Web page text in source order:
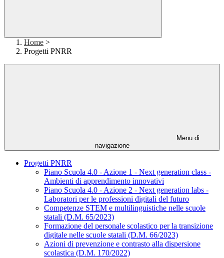
Home >
Progetti PNRR
Menu di
navigazione
Progetti PNRR
Piano Scuola 4.0 - Azione 1 - Next generation class -
Ambienti di apprendimento innovativi
Piano Scuola 4.0 - Azione 2 - Next generation labs -
Laboratori per le professioni digitali del futuro
Competenze STEM e multilinguistiche nelle scuole
statali (D.M. 65/2023)
Formazione del personale scolastico per la transizione
digitale nelle scuole statali (D.M. 66/2023)
Azioni di prevenzione e contrasto alla dispersione
scolastica (D.M. 170/2022)